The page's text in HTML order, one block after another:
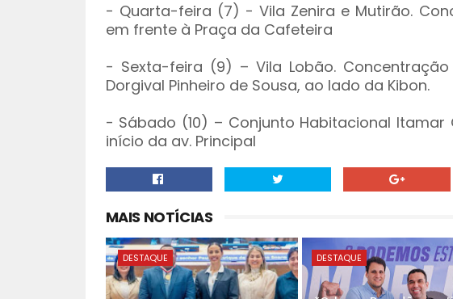
- Quarta-feira (7) - Vila Zenira e Mutirão.
em frente à Praça da Cafeteira
- Sexta-feira (9) – Vila Lobão.
Dorgival Pinheiro de Sousa, ao lado da Kibon.
- Sábado (10) – Conjunto Habitacional Itamar
início da av. Principal
MAIS NOTÍCIAS
DESTAQUE DESTAQUE